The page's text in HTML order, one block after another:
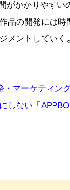
がかかりやすい
品の開発には時
メントしていく
・マーケティン
しない「